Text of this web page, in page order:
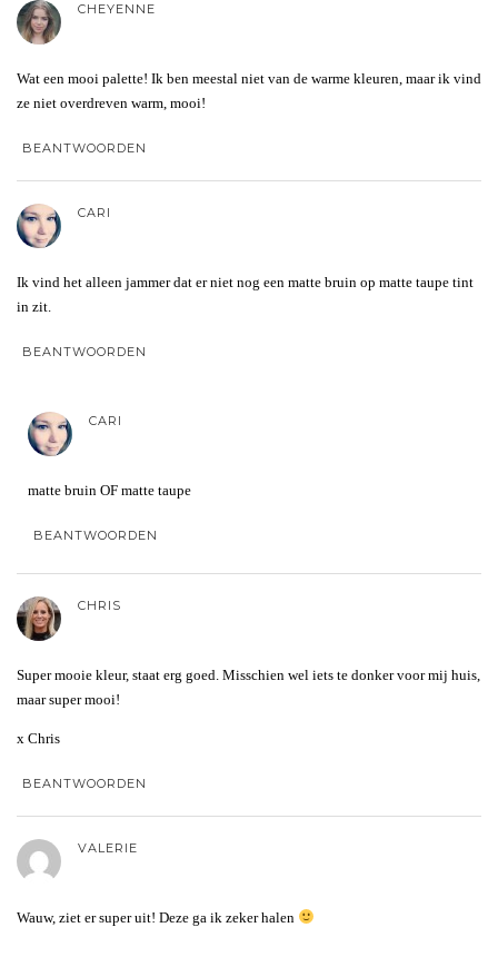
CHEYENNE
Wat een mooi palette! Ik ben meestal niet van de warme kleuren, maar ik vind
ze niet overdreven warm, mooi!
BEANTWOORDEN
CARI
Ik vind het alleen jammer dat er niet nog een matte bruin op matte taupe tint
in zit.
BEANTWOORDEN
CARI
matte bruin OF matte taupe
BEANTWOORDEN
CHRIS
Super mooie kleur, staat erg goed. Misschien wel iets te donker voor mij huis,
maar super mooi!
x Chris
BEANTWOORDEN
VALERIE
Wauw, ziet er super uit! Deze ga ik zeker halen